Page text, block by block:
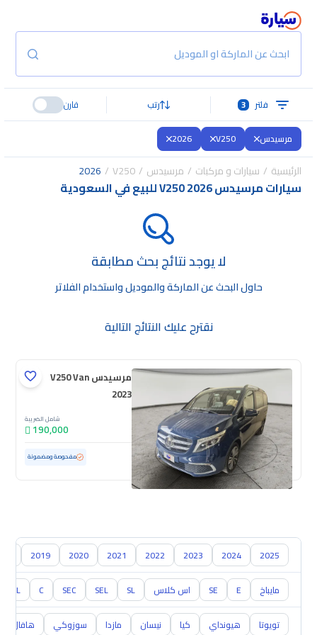
ابحث عن الماركة او الموديل
فلتر 3 رتب قارن
مرسيدس V250
2026
الرئيسية سيارات و مركبات مرسيدس V250
2026
سيارات مرسيدس V250 2026 للبيع في السعودية
لا يوجد نتائج بحث مطابقة
حاول البحث عن الماركة والموديل واستخدام الفلاتر
نقترح عليك النتائج التالية
مرسيدس V250 Van
2023
شامل الضريبة
190,000
مستعملة 129,628 كم مفحوصة ومضمونة
2025
2024
2023
2022
2021
2020
2019
مايباخ E
SE اس كلاس SL
SEL
SEC
C
CL
تويوتا هيونداي كيا نيسان مازدا سوزوكي هافال